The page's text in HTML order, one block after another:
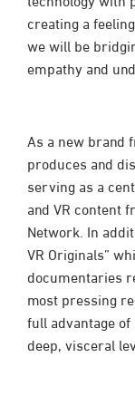
creating a
we will be
empathy and
As a new brand
produces and
serving as a
and VR content
Network. In
VR Originals”
documentaries
most pressing
full advantage
deep, visceral